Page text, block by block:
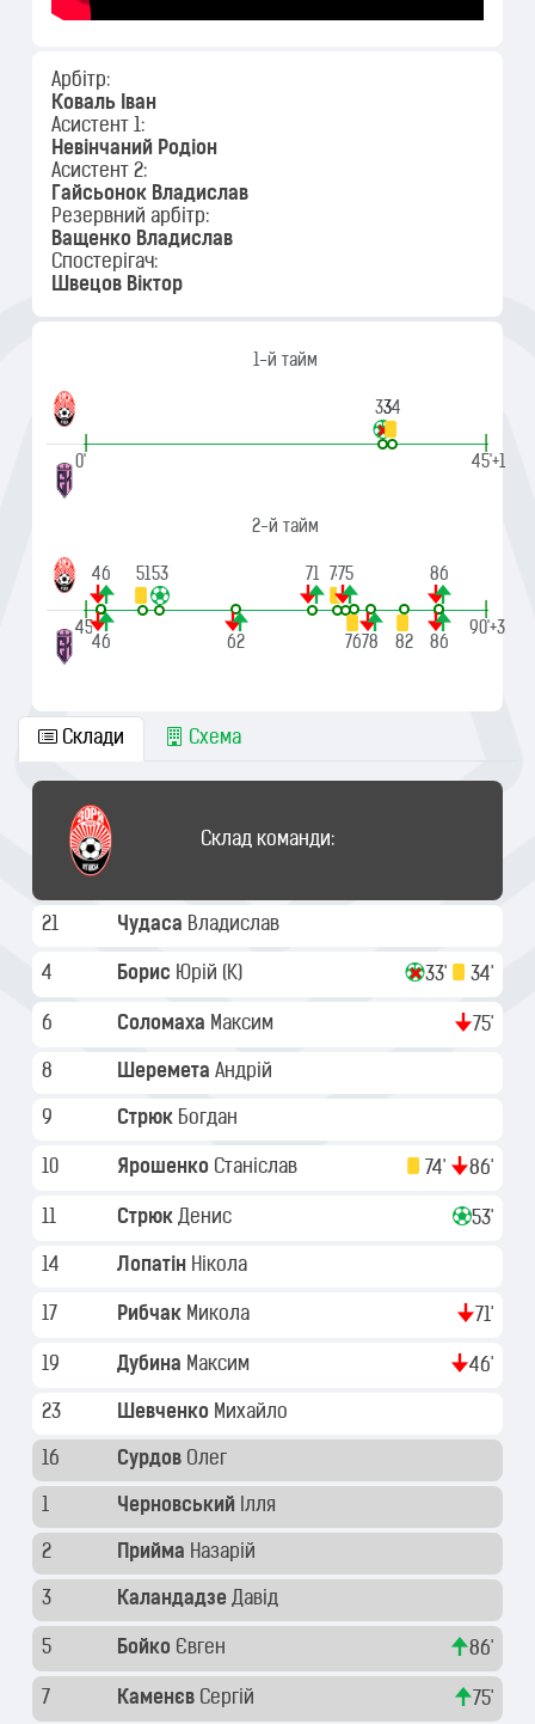
Арбітр:
Коваль Іван
Асистент 1:
Невінчаний Родіон
Асистент 2:
Гайсьонок Владислав
Резервний арбітр:
Ващенко Владислав
Спостерігач:
Швецов Віктор
1-й тайм
3334
|
0'
|
45'+1
2-й тайм
46 5153 71 7475 86
|
45'
46
62 7678 82 86
|
90'+3
Склади Схема
Склад команди:
21 Чудаса Владислав
4 Борис Юрій (K) 33' 34'
6 Соломаха Максим 75'
8 Шеремета Андрій
9 Стрюк Богдан
10 Ярошенко Станіслав 74' 86'
11 Стрюк Денис 53'
14 Лопатін Нікола
17 Рибчак Микола 71'
19 Дубина Максим 46'
23 Шевченко Михайло
16 Сурдов Олег
1 Черновський Ілля
2 Прийма Назарій
3 Каландадзе Давід
5 Бойко Євген 86'
7 Каменєв Сергій 75'